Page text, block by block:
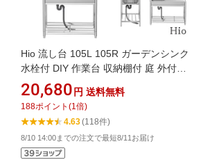
Hio 流し台 105L 105R ガーデンシンク
水栓付 DIY 作業台 収納棚付 庭 外付け
シンク 高さ キッチン 台所 栓 屋外 掃
除 簡易 シンク タオル掛け ホース 蛇口
付 高さ調節 調理台 業務用 簡単 おしゃ
れ 業務用シンク キッチンシンク
20,680 円 送料無料
188ポイント (1倍)
4.63(118件)
8/10 14:00までの注文で最短8/11お届け